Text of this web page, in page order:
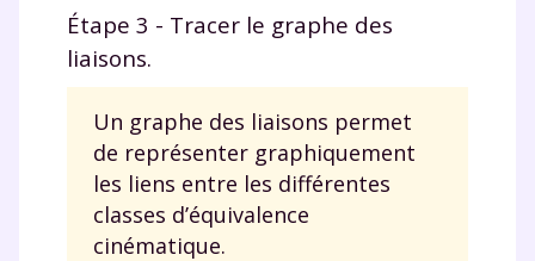
Étape 3 - Tracer le graphe des
liaisons.
Un graphe des liaisons permet
de représenter graphiquement
les liens entre les différentes
classes d’équivalence
cinématique.